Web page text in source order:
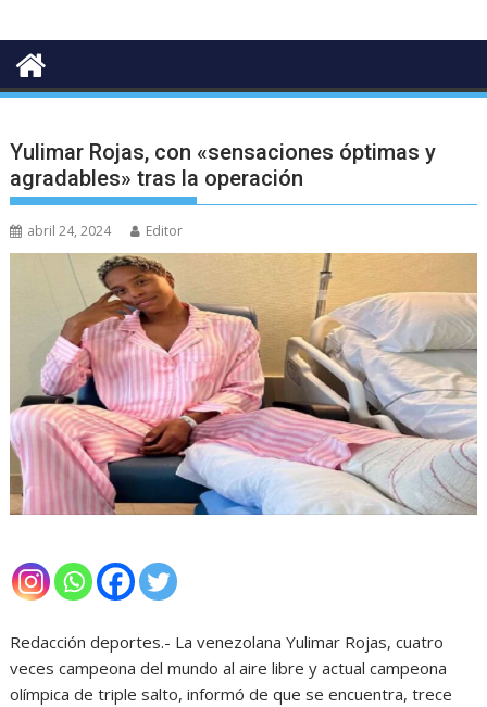
Yulimar Rojas, con «sensaciones óptimas y
agradables» tras la operación
abril 24, 2024 Editor
Redacción deportes.- La venezolana Yulimar Rojas, cuatro
veces campeona del mundo al aire libre y actual campeona
olímpica de triple salto, informó de que se encuentra, trece